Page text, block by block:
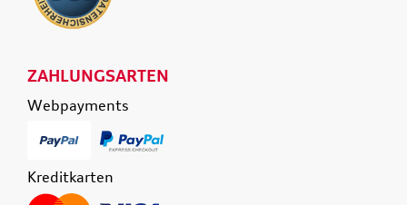
ZAHLUNGSARTEN
Webpayments
Kreditkarten